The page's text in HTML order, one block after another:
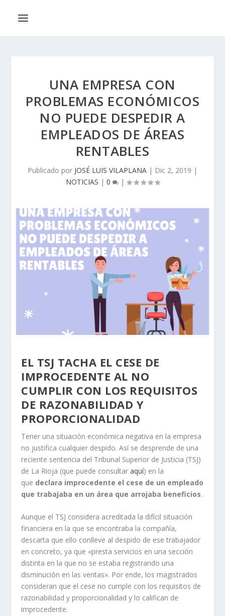
UNA EMPRESA CON
PROBLEMAS ECONÓMICOS
NO PUEDE DESPEDIR A
EMPLEADOS DE ÁREAS
RENTABLES
Publicado por JOSÉ LUIS VILAPLANA | Dic 2, 2019 |
NOTICIAS | 0 |
EL TSJ TACHA EL CESE DE
IMPROCEDENTE AL NO
CUMPLIR CON LOS REQUISITOS
DE RAZONABILIDAD Y
PROPORCIONALIDAD
Tener una situación económica negativa en la empresa
no justifica cualquier despido. Así se desprende de una
reciente sentencia del Tribunal Superior de Justicia (TSJ)
de La Rioja (que puede consultaraquí) en la
que declara improcedente el cese de un empleado
que trabajaba en un área que arrojaba beneficios.
Aunque el TSJ considera acreditada la difícil situación
financiera en la que se encontraba la compañía,
descarta que ello conlleve al despido de ese trabajador
en concreto, ya que «presta servicios en una sección
distinta en la que no se estaba registrando una
disminución en las ventas». Por ende, los magistrados
consideran que el cese no cumple con los requisitos de
razonabilidad y proporcionalidad y lo califican de
improcedente.